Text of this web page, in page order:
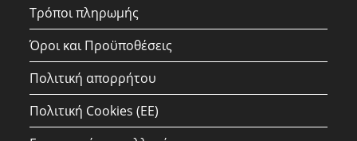
Τρόποι πληρωμής
Όροι και Προϋποθέσεις
Πολιτική απορρήτου
Πολιτική Cookies (ΕΕ)